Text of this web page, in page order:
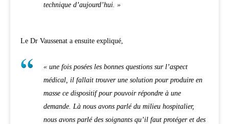
technique d’aujourd’hui. »
Le Dr Vaussenat a ensuite expliqué,
« une fois posées les bonnes questions sur l’aspect
médical, il fallait trouver une solution pour produire en
masse ce dispositif pour pouvoir répondre à une
demande. Là nous avons parlé du milieu hospitalier,
nous avons parlé des soignants qu’il faut protéger et des